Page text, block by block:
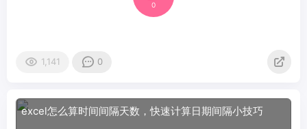
0
1,141 0
excel怎么算时间间隔天数，快速计算日期间隔小技巧